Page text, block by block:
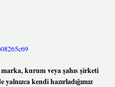
kurum veya şahıs şirketi
kendi hazırladığımız